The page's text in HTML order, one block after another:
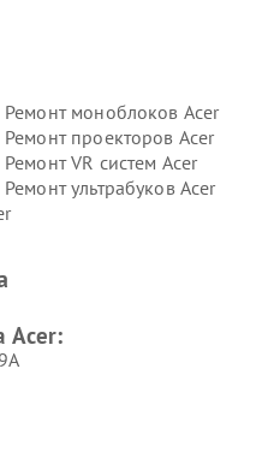
Ремонт моноблоков Acer
Ремонт проекторов Acer
Ремонт VR систем Acer
Ремонт ультрабуков Acer
Acer: